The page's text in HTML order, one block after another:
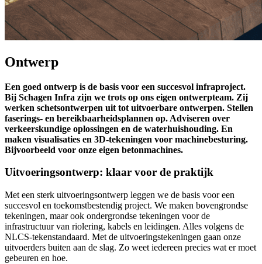
Ontwerp
Een goed ontwerp is de basis voor een succesvol infraproject.
Bij Schagen Infra zijn we trots op ons eigen ontwerpteam. Zij
werken schetsontwerpen uit tot uitvoerbare ontwerpen. Stellen
faserings- en bereikbaarheidsplannen op. Adviseren over
verkeerskundige oplossingen en de waterhuishouding. En
maken visualisaties en 3D-tekeningen voor machinebesturing.
Bijvoorbeeld voor onze eigen betonmachines.
Uitvoeringsontwerp: klaar voor de praktijk
Met een sterk uitvoeringsontwerp leggen we de basis voor een
succesvol en toekomstbestendig project. We maken bovengrondse
tekeningen, maar ook ondergrondse tekeningen voor de
infrastructuur van riolering, kabels en leidingen. Alles volgens de
NLCS-tekenstandaard. Met de uitvoeringstekeningen gaan onze
uitvoerders buiten aan de slag. Zo weet iedereen precies wat er moet
gebeuren en hoe.